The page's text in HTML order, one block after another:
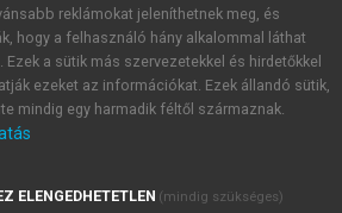
MeRSZ újdonságairól, akcióiról.
Akadémiai Kiadó Zrt. újdonságairól,
foglaltakat tudomásul
reklámokat jeleníthetnek meg, és
hogy a felhasználó hány alkalommal láthat
Ezek a sütik más szervezetekkel és hirdetőkkel
ezeket az információkat. Ezek állandó sütik,
mindig egy harmadik féltől származnak.
ELENGEDHETETLEN (mindig szükséges)